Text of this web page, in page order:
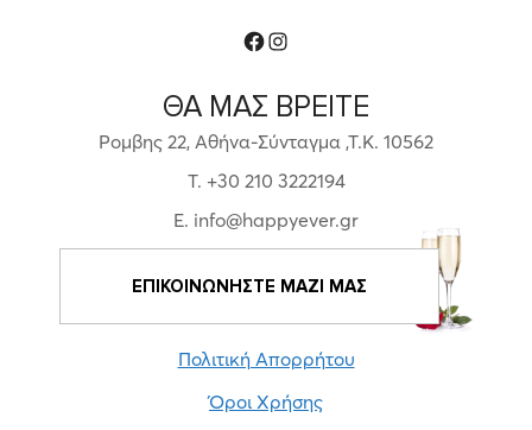
ΘΑ ΜΑΣ ΒΡΕΙΤΕ
Ρομβης 22, Αθήνα-Σύνταγμα ,Τ.Κ. 10562
T. +30 210 3222194
E. info@happyever.gr
ΕΠΙΚΟΙΝΩΝΗΣΤΕ ΜΑΖΙ ΜΑΣ
Πολιτική Απορρήτου
Όροι Χρήσης
Facebook
Instagram